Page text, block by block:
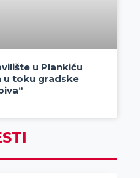
u Plankiću
u toku gradske